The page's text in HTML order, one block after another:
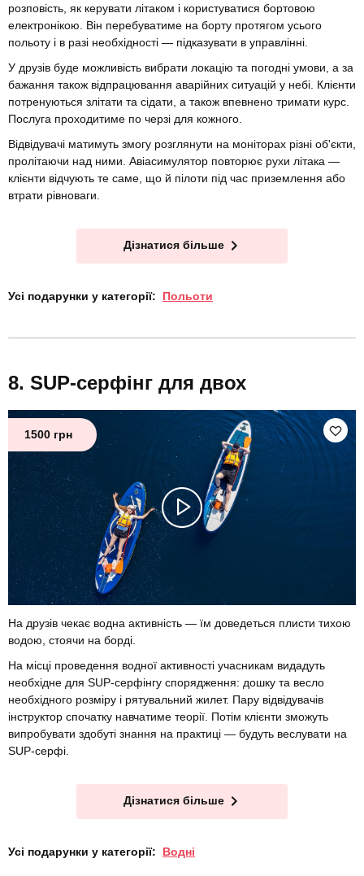
розповість, як керувати літаком і користуватися бортовою
електронікою. Він перебуватиме на борту протягом усього
польоту і в разі необхідності — підказувати в управлінні.
У друзів буде можливість вибрати локацію та погодні умови, а за
бажання також відпрацювання аварійних ситуацій у небі. Клієнти
потренуються злітати та сідати, а також впевнено тримати курс.
Послуга проходитиме по черзі для кожного.
Відвідувачі матимуть змогу розглянути на моніторах різні об'єкти,
пролітаючи над ними. Авіасимулятор повторює рухи літака —
клієнти відчують те саме, що й пілоти під час приземлення або
втрати рівноваги.
Дізнатися більше
Усі подарунки у категорії: Польоти
SUP-серфінг для двох
1500 грн
На друзів чекає водна активність — їм доведеться плисти тихою
водою, стоячи на борді.
На місці проведення водної активності учасникам видадуть
необхідне для SUP-серфінгу спорядження: дошку та весло
необхідного розміру і рятувальний жилет. Пару відвідувачів
інструктор спочатку навчатиме теорії. Потім клієнти зможуть
випробувати здобуті знання на практиці — будуть веслувати на
SUP-серфі.
Дізнатися більше
Усі подарунки у категорії: Водні